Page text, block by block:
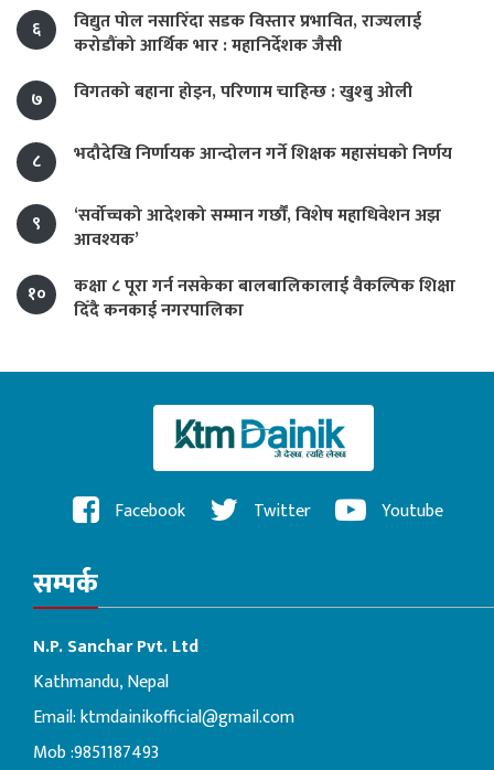
६
विद्युत पोल नसारिँदा सडक विस्तार प्रभावित, राज्यलाई
करोडौंको आर्थिक भार : महानिर्देशक जैसी
७
विगतको बहाना होइन, परिणाम चाहिन्छ : खुश्बु ओली
८ भदौदेखि निर्णायक आन्दोलन गर्ने शिक्षक महासंघको निर्णय
९
‘सर्वोच्चको आदेशको सम्मान गर्छौं, विशेष महाधिवेशन अझ
आवश्यक’
१०
कक्षा ८ पूरा गर्न नसकेका बालबालिकालाई वैकल्पिक शिक्षा
दिँदै कनकाई नगरपालिका
Facebook Twitter Youtube
सम्पर्क
N.P. Sanchar Pvt. Ltd
Kathmandu, Nepal
Email:ktmdainikofficial@gmail.com
Mob :9851187493